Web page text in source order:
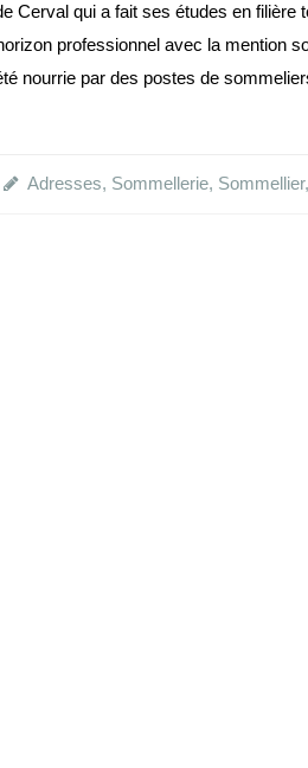
Cerval qui a fait ses études en filière
professionnel avec la mention
nourrie par des postes de
Adresses, Sommellerie, Sommellier,